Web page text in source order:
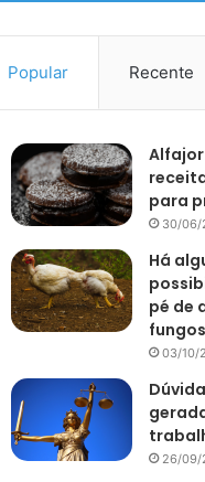
Popular Recente
para
30/06/
Há
pé de
03/10/
26/09/